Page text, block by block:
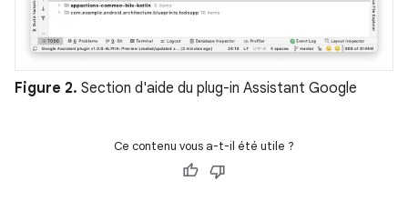
Figure 2. Section d'aide du plug-in Assistant Google
Ce contenu vous a-t-il été utile ?